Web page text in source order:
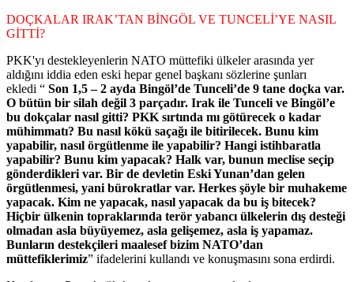
DOÇKALAR IRAK’TAN BİNGÖL VE TUNCELİ’YE NASIL
GİTTİ?
PKK'yı destekleyenlerin NATO müttefiki ülkeler arasında yer
aldığını iddia eden eski hepar genel başkanı sözlerine şunları
ekledi “ Son 1,5 – 2 ayda Bingöl’de Tunceli’de 9 tane doçka var.
O bütün bir silah değil 3 parçadır. Irak ile Tunceli ve Bingöl’e
bu dokçalar nasıl gitti? PKK sırtında mı götürecek o kadar
mühimmatı? Bu nasıl kökü saçağı ile bitirilecek. Bunu kim
yapabilir, nasıl örgütlenme ile yapabilir? Hangi istihbaratla
yapabilir? Bunu kim yapacak? Halk var, bunun meclise seçip
gönderdikleri var. Bir de devletin Eski Yunan’dan gelen
örgütlenmesi, yani bürokratlar var. Herkes şöyle bir muhakeme
yapacak. Kim ne yapacak, nasıl yapacak da bu iş bitecek?
Hiçbir ülkenin topraklarında terör yabancı ülkelerin dış desteği
olmadan asla büyüyemez, asla gelişemez, asla iş yapamaz.
Bunların destekçileri maalesef bizim NATO’dan
müttefiklerimiz” ifadelerini kullandı ve konuşmasını sona erdirdi.